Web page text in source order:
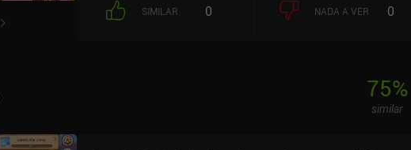
SIMILAR 0 NADA A VER 0
75%
similar